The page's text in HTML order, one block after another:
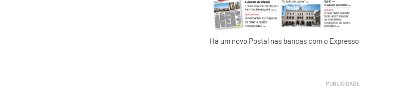
Há um novo Postal nas bancas com o Expresso